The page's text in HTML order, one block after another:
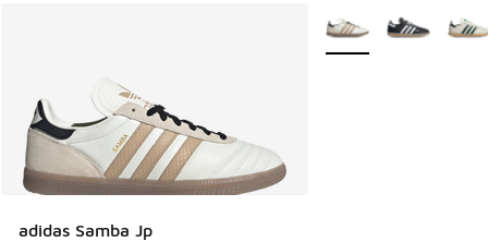
adidas Samba Jp
Plus de couleurs